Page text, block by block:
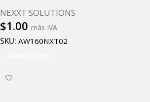
NEXXT SOLUTIONS
$1.00 más IVA
SKU: AW160NXT02